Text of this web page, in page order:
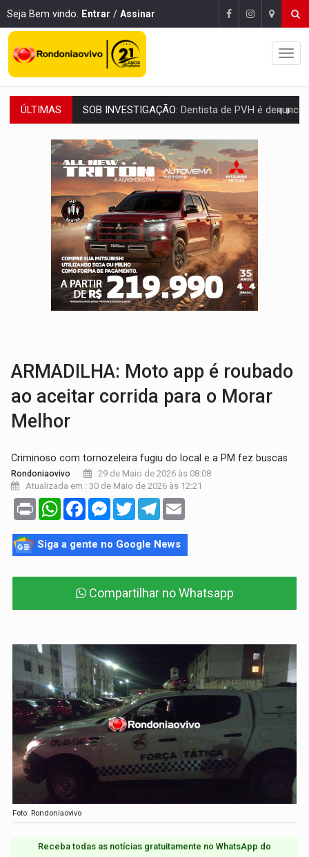
Seja Bem vindo. Entrar / Assinar
ÚLTIMAS ESQUEMA DE FRAUDES:Polícia Civil deflagra a terceira fase da
ASSESSOR FLAGRADO:Empresa e ONG que recebeu R$ 12 mi em emendas
INFLUENCIARIA ELEIÇÕES:Justiça Eleitoral manda tirar vídeo com suposta
CONEXÃO RONDONIAOVIVO:Marcio Barreto, pres. da ABAV-RO, alerta sobre golpes
DA RECICLAGEM AO SUCESSO: A trajetória de superação de
'RIO OMERÊ':MPF pede condenação do Banco do Brasil por financiar
INFRAESTRUTURA:Vilhena realiza audiência pública sobre
SEM SISTEMA:Falha afeta atendimentos na Policlínica
ARMADILHA: Moto app é roubado
ao aceitar corrida para o Morar
Melhor
Criminoso com tornozeleira fugiu do local e a PM fez buscas
Rondoniaovivo
29 de Maio de 2026 às 08:08
Atualizada em : 30 de Maio de 2026 às 12:21
Print WhatsAppFacebookMessenger
TwitterTelegram
Siga a gente no Google News
Compartilhar no Whatsapp
Foto: Rondoniaovivo
Receba todas as notícias gratuitamente no WhatsApp do